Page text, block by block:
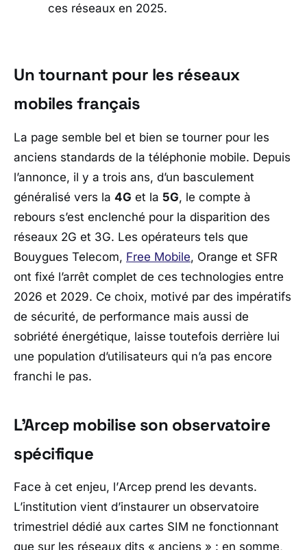
ces réseaux en 2025.
Un tournant pour les réseaux
mobiles français
La page semble bel et bien se tourner pour les
anciens standards de la téléphonie mobile. Depuis
l’annonce, il y a trois ans, d’un basculement
généralisé vers la 4G et la 5G, le compte à
rebours s’est enclenché pour la disparition des
réseaux 2G et 3G. Les opérateurs tels que
Bouygues Telecom, Free Mobile, Orange et SFR
ont fixé l’arrêt complet de ces technologies entre
2026 et 2029. Ce choix, motivé par des impératifs
de sécurité, de performance mais aussi de
sobriété énergétique, laisse toutefois derrière lui
une population d’utilisateurs qui n’a pas encore
franchi le pas.
L’Arcep mobilise son observatoire
spécifique
Face à cet enjeu, l’Arcep prend les devants.
L’institution vient d’instaurer un observatoire
trimestriel dédié aux cartes SIM ne fonctionnant
que sur les réseaux dits « anciens » : en somme,